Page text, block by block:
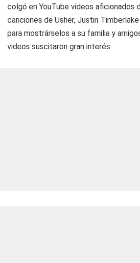
colgó en YouTube videos aficionados
canciones de Usher, Justin
para mostrárselos a su familia y
videos suscitaron gran interés.